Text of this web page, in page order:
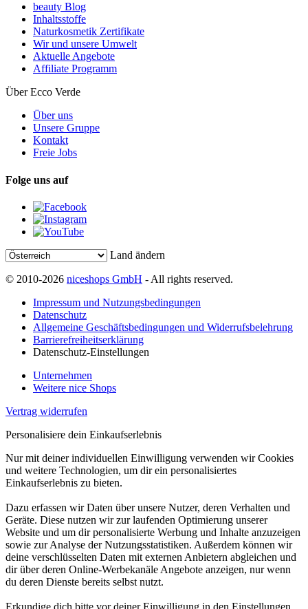
beauty Blog
Inhaltsstoffe
Naturkosmetik Zertifikate
Wir und unsere Umwelt
Aktuelle Angebote
Affiliate Programm
Über Ecco Verde
Über uns
Unsere Gruppe
Kontakt
Freie Jobs
Folge uns auf
Land ändern
© 2010-2026 niceshops GmbH - All rights reserved.
Impressum und Nutzungsbedingungen
Datenschutz
Allgemeine Geschäftsbedingungen und Widerrufsbelehrung
Barrierefreiheitserklärung
Datenschutz-Einstellungen
Unternehmen
Weitere nice Shops
Vertrag widerrufen
Personalisiere dein Einkaufserlebnis
Nur mit deiner individuellen Einwilligung verwenden wir Cookies
und weitere Technologien, um dir ein personalisiertes
Einkaufserlebnis zu bieten.
Dazu erfassen wir Daten über unsere Nutzer, deren Verhalten und
Geräte. Diese nutzen wir zur laufenden Optimierung unserer
Website und um dir personalisierte Werbung und Inhalte anzuzeigen
sowie zur Analyse der Nutzungsstatistiken. Außerdem können wir
deine verschlüsselten Daten mit externen Anbietern abgleichen und
dir über deren Online-Werbekanäle Angebote anzeigen, nur wenn
du deren Dienste bereits selbst nutzt.
Erkundige dich bitte vor deiner Einwilligung in den Einstellungen